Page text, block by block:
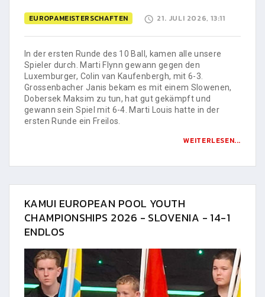
EUROPAMEISTERSCHAFTEN 21. JULI 2026, 13:11
In der ersten Runde des 10 Ball, kamen alle unsere
Spieler durch. Marti Flynn gewann gegen den
Luxemburger, Colin van Kaufenbergh, mit 6-3.
Grossenbacher Janis bekam es mit einem Slowenen,
Dobersek Maksim zu tun, hat gut gekämpft und
gewann sein Spiel mit 6-4. Marti Louis hatte in der
ersten Runde ein Freilos.
WEITERLESEN...
KAMUI EUROPEAN POOL YOUTH
CHAMPIONSHIPS 2026 - SLOVENIA - 14-1
ENDLOS